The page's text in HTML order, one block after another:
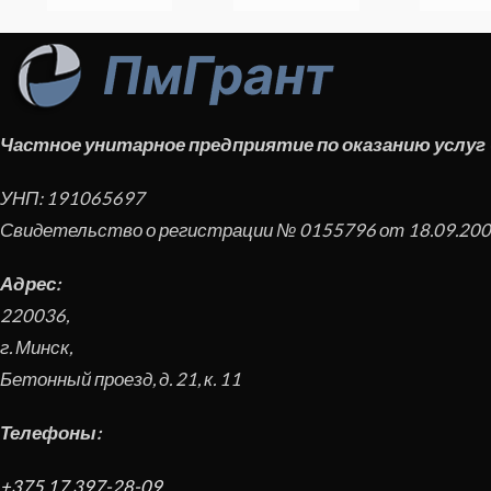
Частное унитарное предприятие по оказанию
УНП: 191065697
Свидетельство о регистрации № 0155796 от
Адрес:
220036,
г. Минск,
Бетонный проезд, д. 21, к. 11
Телефоны: